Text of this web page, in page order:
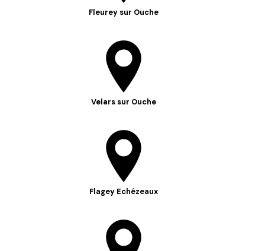
Fleurey sur Ouche
Velars sur Ouche
Flagey Echézeaux